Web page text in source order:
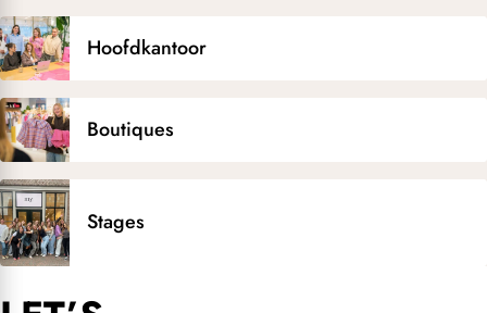
Hoofdkantoor
Boutiques
Stages